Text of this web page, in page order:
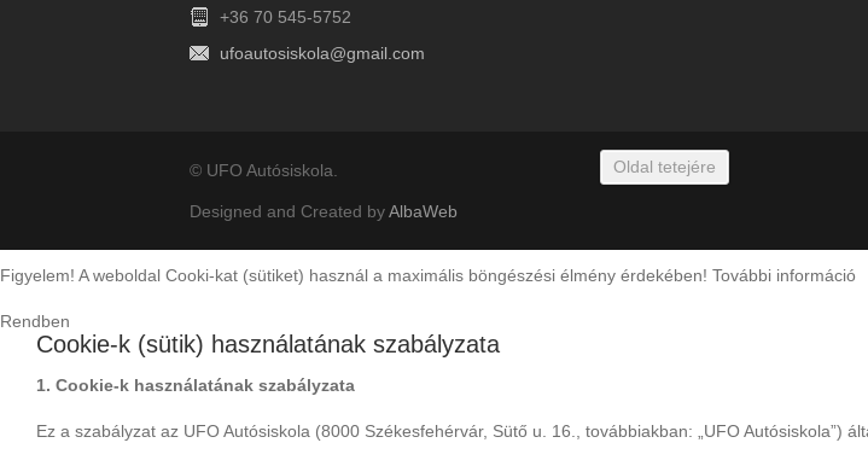
+36 70 545-5752
ufoautosiskola@gmail.com
© UFO Autósiskola.
Designed and Created byAlbaWeb
Oldal tetejére
Figyelem! A weboldal Cooki-kat (sütiket) használ a maximális böngészési élmény érdekében! További információ
Rendben
Cookie-k (sütik) használatának szabályzata
1. Cookie-k használatának szabályzata
Ez a szabályzat az UFO Autósiskola (8000 Székesfehérvár, Sütő u. 16., továbbiakban: „UFO Autósiskola”)